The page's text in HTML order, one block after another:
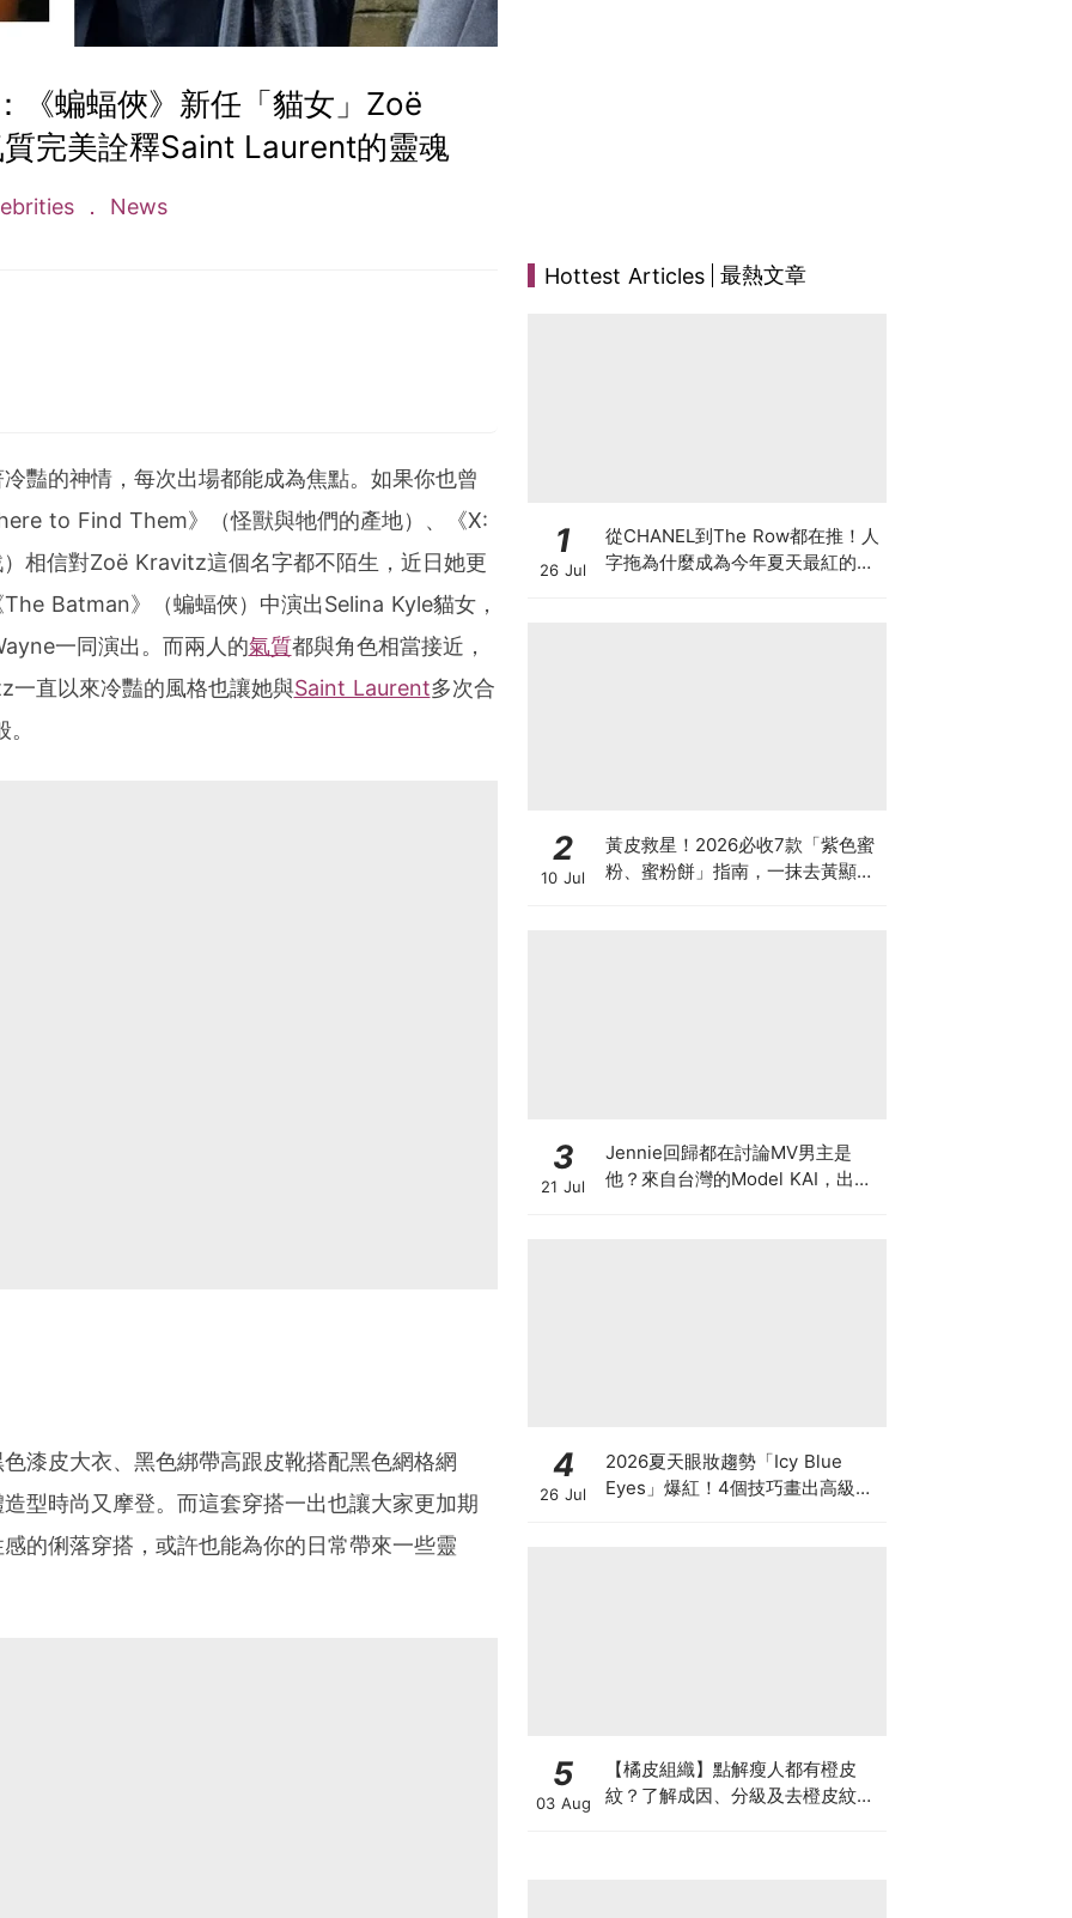
《蝙蝠俠》新任「貓女」Zoë
完美詮釋Saint Laurent的靈魂
News
捕捉下每個美好瞬間
豔的神情，每次出場都能成為焦點。如果你也曾
to Find Them》（怪獸與牠們的產地）、《X:
相信對Zoë Kravitz這個名字都不陌生，近日她更
Batman》（蝙蝠俠）中演出Selina Kyle貓女，
一同演出。而兩人的氣質都與角色相當接近，
直以來冷豔的風格也讓她與Saint Laurent多次合
漆皮大衣、黑色綁帶高跟皮靴搭配黑色網格網
型時尚又摩登。而這套穿搭一出也讓大家更加期
的俐落穿搭，或許也能為你的日常帶來一些靈
Hottest Articles 最熱文章
1
26 Jul
從CHANEL到The Row都在推！人
字拖為什麼成為今年夏天最紅的
2
10 Jul
黃皮救星！2026必收7款「紫色蜜
粉、蜜粉餅」指南，一抹去黃顯
3
21 Jul
Jennie回歸都在討論MV男主是
他？來自台灣的Model KAI，出演
4
26 Jul
2026夏天眼妝趨勢「Icy Blue
Eyes」爆紅！4個技巧畫出高級冰
5
03 Aug
【橘皮組織】點解瘦人都有橙皮
紋？了解成因、分級及去橙皮紋改